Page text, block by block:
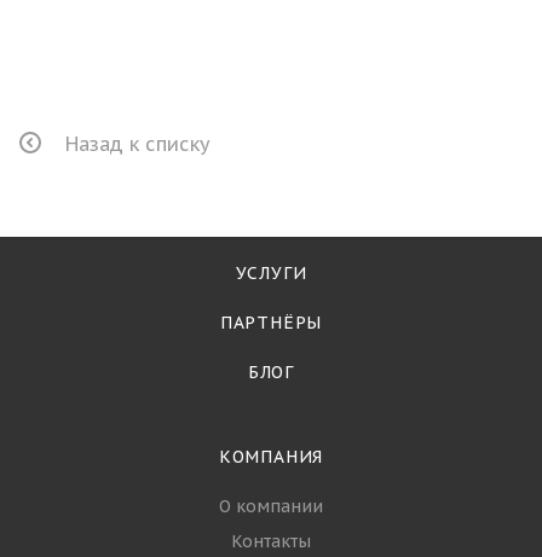
Назад к списку
УСЛУГИ
ПАРТНЁРЫ
БЛОГ
КОМПАНИЯ
О компании
Контакты